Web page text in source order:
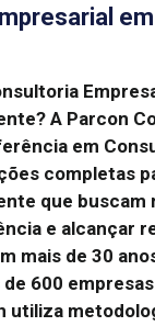
A Parcon
em
completas
que buscam
e alcançar
mais de 30
600
utiliza